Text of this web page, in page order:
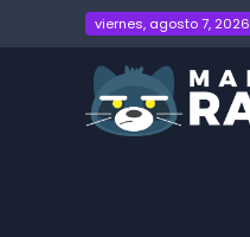
viernes, agosto 7, 2026